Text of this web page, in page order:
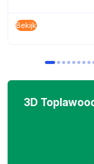
Bekijk
3D